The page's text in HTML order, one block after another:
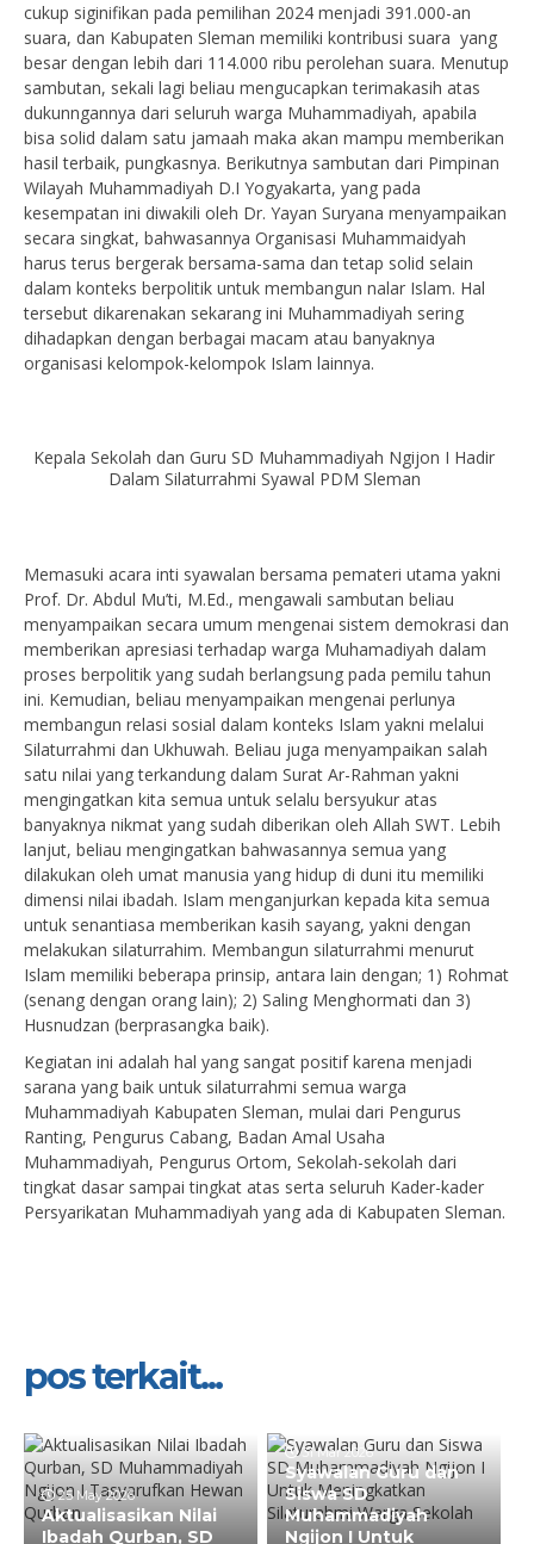
cukup siginifikan pada pemilihan 2024 menjadi 391.000-an
suara, dan Kabupaten Sleman memiliki kontribusi suara yang
besar dengan lebih dari 114.000 ribu perolehan suara. Menutup
sambutan, sekali lagi beliau mengucapkan terimakasih atas
dukunngannya dari seluruh warga Muhammadiyah, apabila
bisa solid dalam satu jamaah maka akan mampu memberikan
hasil terbaik, pungkasnya. Berikutnya sambutan dari Pimpinan
Wilayah Muhammadiyah D.I Yogyakarta, yang pada
kesempatan ini diwakili oleh Dr. Yayan Suryana menyampaikan
secara singkat, bahwasannya Organisasi Muhammaidyah
harus terus bergerak bersama-sama dan tetap solid selain
dalam konteks berpolitik untuk membangun nalar Islam. Hal
tersebut dikarenakan sekarang ini Muhammadiyah sering
dihadapkan dengan berbagai macam atau banyaknya
organisasi kelompok-kelompok Islam lainnya.
Kepala Sekolah dan Guru SD Muhammadiyah Ngijon I Hadir
Dalam Silaturrahmi Syawal PDM Sleman
Memasuki acara inti syawalan bersama pemateri utama yakni
Prof. Dr. Abdul Mu’ti, M.Ed., mengawali sambutan beliau
menyampaikan secara umum mengenai sistem demokrasi dan
memberikan apresiasi terhadap warga Muhamadiyah dalam
proses berpolitik yang sudah berlangsung pada pemilu tahun
ini. Kemudian, beliau menyampaikan mengenai perlunya
membangun relasi sosial dalam konteks Islam yakni melalui
Silaturrahmi dan Ukhuwah. Beliau juga menyampaikan salah
satu nilai yang terkandung dalam Surat Ar-Rahman yakni
mengingatkan kita semua untuk selalu bersyukur atas
banyaknya nikmat yang sudah diberikan oleh Allah SWT. Lebih
lanjut, beliau mengingatkan bahwasannya semua yang
dilakukan oleh umat manusia yang hidup di duni itu memiliki
dimensi nilai ibadah. Islam menganjurkan kepada kita semua
untuk senantiasa memberikan kasih sayang, yakni dengan
melakukan silaturrahim. Membangun silaturrahmi menurut
Islam memiliki beberapa prinsip, antara lain dengan; 1) Rohmat
(senang dengan orang lain); 2) Saling Menghormati dan 3)
Husnudzan (berprasangka baik).
Kegiatan ini adalah hal yang sangat positif karena menjadi
sarana yang baik untuk silaturrahmi semua warga
Muhammadiyah Kabupaten Sleman, mulai dari Pengurus
Ranting, Pengurus Cabang, Badan Amal Usaha
Muhammadiyah, Pengurus Ortom, Sekolah-sekolah dari
tingkat dasar sampai tingkat atas serta seluruh Kader-kader
Persyarikatan Muhammadiyah yang ada di Kabupaten Sleman.
pos terkait...
25 May 2026
Aktualisasikan Nilai
Ibadah Qurban, SD
31 Mar 2026
Syawalan Guru dan
Siswa SD
Muhammadiyah
Ngijon I Untuk